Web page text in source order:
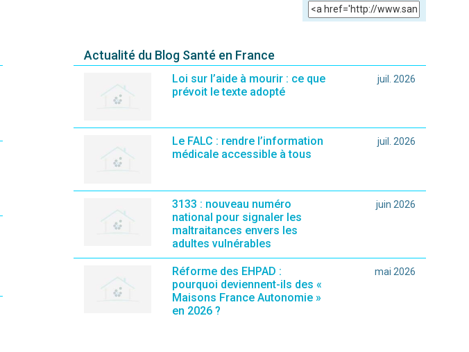
Actualité du Blog Santé en France
Loi sur l’aide à mourir : ce que
prévoit le texte adopté
juil. 2026
Le FALC : rendre l’information
médicale accessible à tous
juil. 2026
3133 : nouveau numéro
national pour signaler les
maltraitances envers les
adultes vulnérables
juin 2026
Réforme des EHPAD :
pourquoi deviennent-ils des «
Maisons France Autonomie »
en 2026 ?
mai 2026